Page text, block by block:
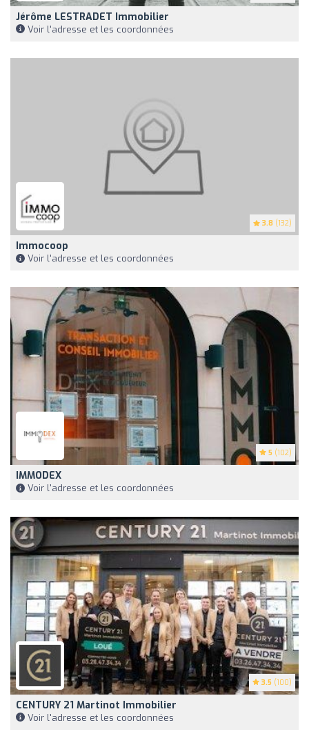
Jérôme LESTRADET Immobilier
Voir l'adresse et les coordonnées
3.8 (132)
Immocoop
Voir l'adresse et les coordonnées
5 (102)
IMMODEX
Voir l'adresse et les coordonnées
3.5 (100)
CENTURY 21 Martinot Immobilier
Voir l'adresse et les coordonnées